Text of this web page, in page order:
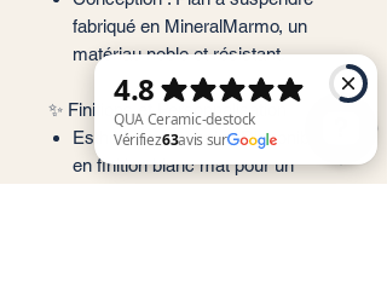
fabriqué en MineralMarmo, un
matériau noble et résistant.
✨ Finitions et Personnalisation
Esthétique au choix : Disponible
en finition blanc mat pour un